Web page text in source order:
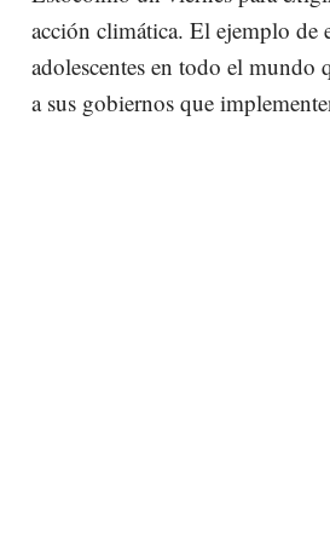
acción climática. El ejemplo de
adolescentes en todo el
a sus gobiernos que